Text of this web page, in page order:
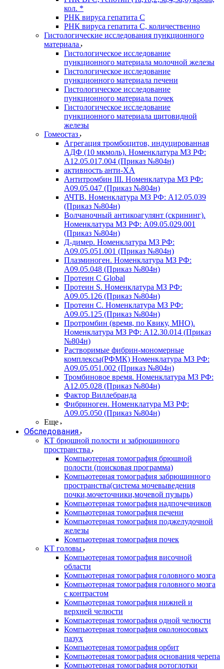
кол. *
РНК вируса гепатита C
РНК вируса гепатита C, количественно
Гистологические исследования пункционного
материала
Гистологическое исследование
пункционного материала молочной железы
Гистологическое исследование
пункционного материала печени
Гистологическое исследование
пункционного материала почек
Гистологическое исследование
пункционного материала щитовидной
железы
Гомеостаз
Агрегация тромбоцитов, индуцированная
АДФ (10 мкмоль). Номенклатура МЗ РФ:
A12.05.017.004 (Приказ №804н)
активность анти-ХА
Антитромбин III. Номенклатура МЗ РФ:
A09.05.047 (Приказ №804н)
АЧТВ. Номенклатура МЗ РФ: A12.05.039
(Приказ №804н)
Волчаночный антикоагулянт (скрининг).
Номенклатура МЗ РФ: A09.05.029.001
(Приказ №804н)
Д-димер. Номенклатура МЗ РФ:
A09.05.051.001 (Приказ №804н)
Плазминоген. Номенклатура МЗ РФ:
A09.05.048 (Приказ №804н)
Протеин C Global
Протеин S. Номенклатура МЗ РФ:
A09.05.126 (Приказ №804н)
Протеин С. Номенклатура МЗ РФ:
A09.05.125 (Приказ №804н)
Протромбин (время, по Квику, МНО).
Номенклатура МЗ РФ: A12.30.014 (Приказ
№804н)
Растворимые фибрин-мономерные
комплексы(РФМК) Номенклатура МЗ РФ:
A09.05.051.002 (Приказ №804н)
Тромбиновое время. Номенклатура МЗ РФ:
A12.05.028 (Приказ №804н)
Фактор Виллебранда
Фибриноген. Номенклатура МЗ РФ:
A09.05.050 (Приказ №804н)
Еще
Обследования
КТ брюшной полости и забрюшинного
пространства
Компьютерная томография брюшной
полости (поисковая программа)
Компьютерная томография забрюшинного
пространства(система мочевыведения
почки,мочеточники,мочевой пузырь)
Компьютерная томография надпочечников
Компьютерная томография печени
Компьютерная томография поджелудочной
железы
Компьютерная томография почек
КТ головы
Компьютерная томография височной
области
Компьютерная томография головного мозга
Компьютерная томография головного мозга
с контрастом
Компьютерная томография нижней и
верхней челюсти
Компьютерная томография одной челюсти
Компьютерная томография околоносовых
пазух
Компьютерная томография орбит
Компьютерная томография основания черепа
Компьютерная томография ротоглотки